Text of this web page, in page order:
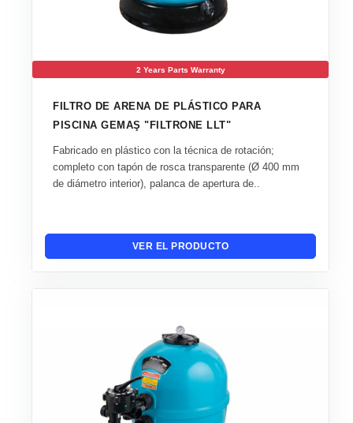
2 Years Parts Warranty
FILTRO DE ARENA DE PLÁSTICO PARA
PISCINA GEMAŞ "FILTRONE LLT"
Fabricado en plástico con la técnica de rotación;
completo con tapón de rosca transparente (Ø 400 mm
de diámetro interior), palanca de apertura de..
VER EL PRODUCTO